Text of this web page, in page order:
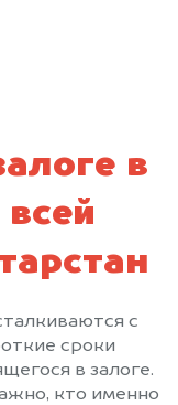
в
с
сроки
в залоге.
кто именно